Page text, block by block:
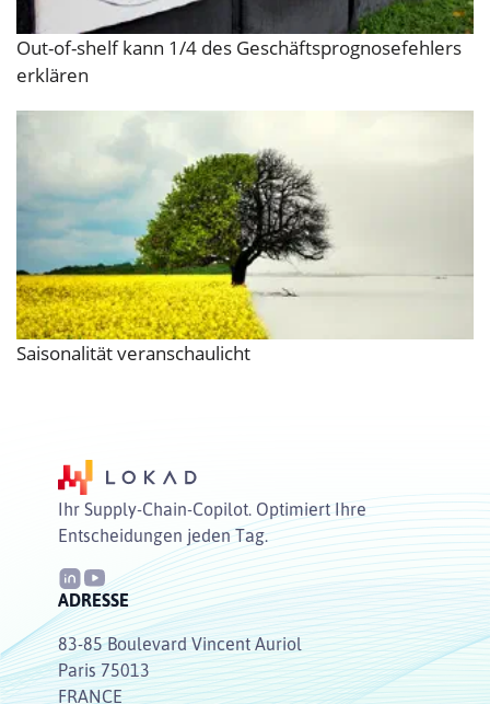
Out-of-shelf kann 1/4 des Geschäftsprognosefehlers
erklären
Saisonalität veranschaulicht
Ihr Supply-Chain-Copilot. Optimiert Ihre
Entscheidungen jeden Tag.
ADRESSE
83-85 Boulevard Vincent Auriol
Paris 75013
FRANCE